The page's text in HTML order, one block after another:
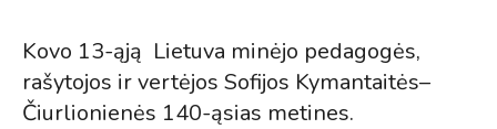
Kovo 13-ąją Lietuva minėjo pedagogės,
rašytojos ir vertėjos Sofijos Kymantaitės–
Čiurlionienės 140-ąsias metines.